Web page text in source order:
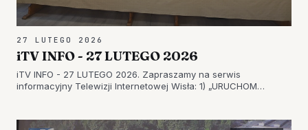
27 LUTEGO 2026
iTV INFO - 27 LUTEGO 2026
iTV INFO - 27 LUTEGO 2026. Zapraszamy na serwis
informacyjny Telewizji Internetowej Wisła: 1) „URUCHOM
STRAŻAKÓW ZE SKOPANIA – JEDNOSTKA O…